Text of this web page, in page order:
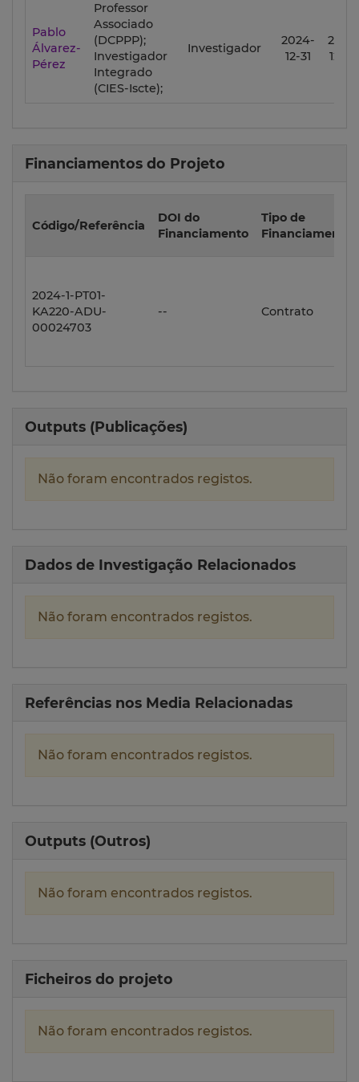
Pablo
Álvarez-
Pérez
Professor
Associado
(DCPPP);
Investigador
Integrado
(CIES-Iscte);
Investigador
2024-
12-31
12-30
Financiamentos do Projeto
Código/Referência
DOI do
Financiamento
Tipo de
Financiamento
2024-1-PT01-
KA220-ADU-
00024703
-- Contrato
Outputs (Publicações)
Não foram encontrados registos.
Dados de Investigação Relacionados
Não foram encontrados registos.
Referências nos Media Relacionadas
Não foram encontrados registos.
Outputs (Outros)
Não foram encontrados registos.
Ficheiros do projeto
Não foram encontrados registos.